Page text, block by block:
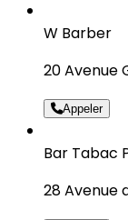
W Barber
20 Avenue
Appeler
Bar Tabac
28 Avenue